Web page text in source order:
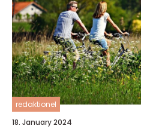
redaktionel
18. January 2024